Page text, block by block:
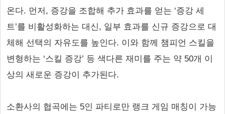
온다. 먼저, 증강을 조합해 추가 효과를 얻는 ‘증강 세
트’를 비활성화하는 대신, 일부 효과를 신규 증강으로 대
체해 선택의 자유도를 높인다. 이와 함께 챔피언 스킬을
변형하는 ‘스킬 증강’ 등 색다른 재미를 주는 약 50개 이
상의 새로운 증강이 추가된다.
소환사의 협곡에는 5인 파티로만 랭크 게임 매칭이 가능